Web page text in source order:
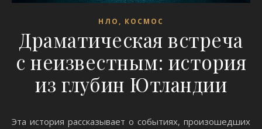
НЛО, КОСМОС
Драматическая встреча
с неизвестным: история
из глубин Ютландии
Эта история рассказывает о событиях, произошедших